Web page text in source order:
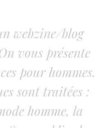
webzine/blog
vous présente
pour hommes.
sont traitées :
homme, la